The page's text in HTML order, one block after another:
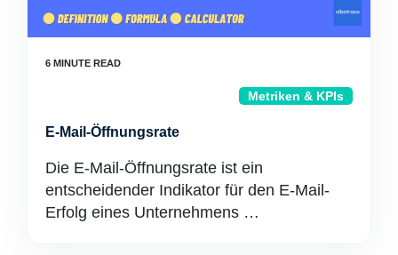
Metriken & KPIs
E-Mail-Öffnungsrate
Die E-Mail-Öffnungsrate ist ein
entscheidender Indikator für den E-Mail-
Erfolg eines Unternehmens …